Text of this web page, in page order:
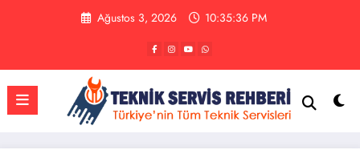
Ağustos 3, 2026 10:35:36 PM